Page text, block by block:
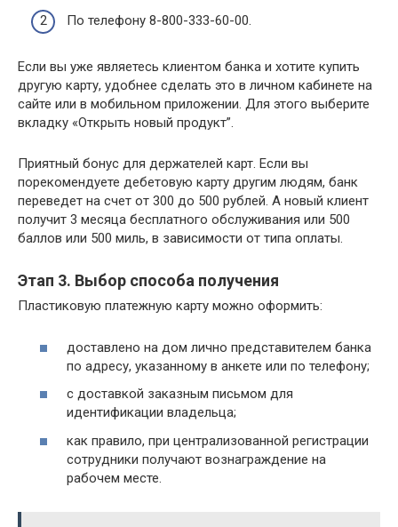
По телефону 8-800-333-60-00.
Если вы уже являетесь клиентом банка и хотите купить
другую карту, удобнее сделать это в личном кабинете на
сайте или в мобильном приложении. Для этого выберите
вкладку «Открыть новый продукт”.
Приятный бонус для держателей карт. Если вы
порекомендуете дебетовую карту другим людям, банк
переведет на счет от 300 до 500 рублей. А новый клиент
получит 3 месяца бесплатного обслуживания или 500
баллов или 500 миль, в зависимости от типа оплаты.
Этап 3. Выбор способа получения
Пластиковую платежную карту можно оформить:
доставлено на дом лично представителем банка
по адресу, указанному в анкете или по телефону;
с доставкой заказным письмом для
идентификации владельца;
как правило, при централизованной регистрации
сотрудники получают вознаграждение на
рабочем месте.